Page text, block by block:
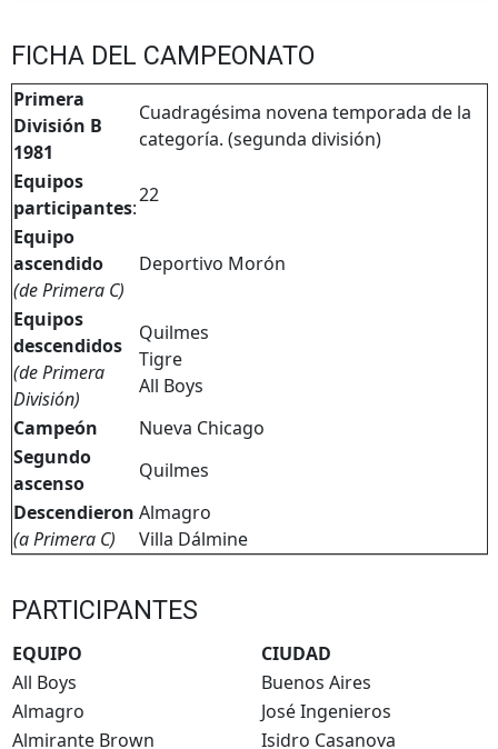
FICHA DEL CAMPEONATO
Primera
División B
1981
Cuadragésima novena temporada de la
categoría. (segunda división)
Equipos
participantes:
22
Equipo
ascendido
(de Primera C)
Deportivo Morón
Equipos
descendidos
(de Primera
División)
Quilmes
Tigre
All Boys
Campeón
Nueva Chicago
Segundo
ascenso
Quilmes
Descendieron
(a Primera C)
Almagro
Villa Dálmine
PARTICIPANTES
EQUIPO
CIUDAD
All Boys
Buenos Aires
Almagro
José Ingenieros
Almirante Brown
Isidro Casanova